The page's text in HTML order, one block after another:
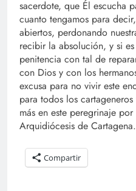
sacerdote, que Él escucha
cuanto tengamos para
abiertos, perdonando
recibir la absolución, y si
penitencia con tal de
con Dios y con los
excusa para no vivir este
para todos los
más en este peregrinaje
Arquidiócesis de Cartagena.
Compartir